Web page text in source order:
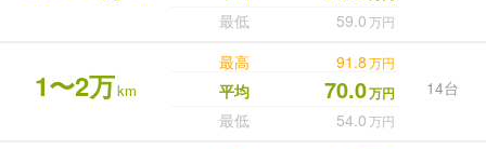
最低 59.0万円
1〜2万km
最高 91.8万円
14台
平均 70.0万円
最低 54.0万円